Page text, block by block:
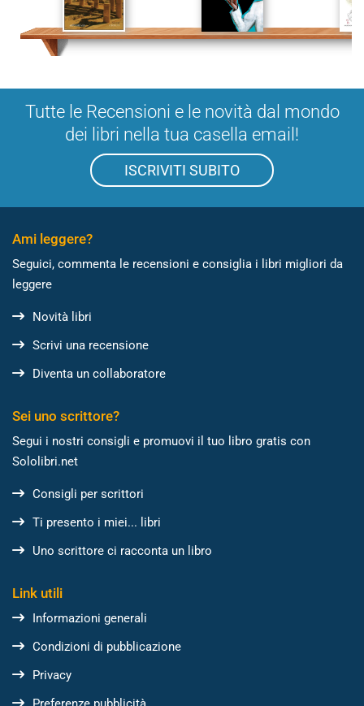
Tutte le Recensioni e le novità dal mondo
dei libri nella tua casella email!
ISCRIVITI SUBITO
Ami leggere?
Seguici, commenta le recensioni e consiglia i libri migliori da
leggere
Novità libri
Scrivi una recensione
Diventa un collaboratore
Sei uno scrittore?
Segui i nostri consigli e promuovi il tuo libro gratis con
Sololibri.net
Consigli per scrittori
Ti presento i miei... libri
Uno scrittore ci racconta un libro
Link utili
Informazioni generali
Condizioni di pubblicazione
Privacy